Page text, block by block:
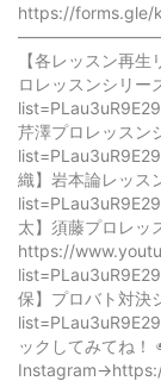
https://forms.gle/
【各レッスン再
ロレッスンシリ
芹澤プロレッス
織】岩本論レッ
太】須藤プロレッ
https://
保】プロバト対
ックしてみてね